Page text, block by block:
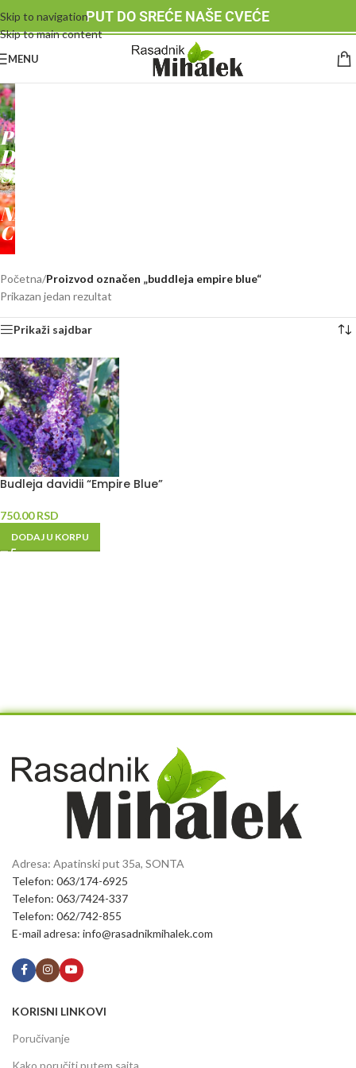
Skip to navigation
Skip to main content
PUT DO SREĆE NAŠE CVEĆE
MENU
RASADNIK
MIHALEK
PUT
DO
SREĆE
-
NAŠE
CVEĆE
Početna/Proizvod označen „buddleja empire blue“
Prikazan jedan rezultat
Prikaži sajdbar
Budleja davidii “Empire Blue”
750.00RSD
DODAJ U KORPU
Adresa: Apatinski put 35a, SONTA
Telefon: 063/174-6925
Telefon: 063/7424-337
Telefon: 062/742-855
E-mail adresa: info@rasadnikmihalek.com
KORISNI LINKOVI
Poručivanje
Kako poručiti putem sajta